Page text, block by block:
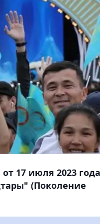
17 июля 2023 года
(Поколение